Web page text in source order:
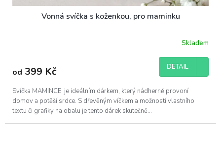
Vonná svíčka s koženkou, pro maminku
Skladem
od 399 Kč DETAIL
Svíčka MAMINCE je ideálním dárkem, který nádherně provoní
domov a potěší srdce. S dřevěným víčkem a možností vlastního
textu či grafiky na obalu je tento dárek skutečně...